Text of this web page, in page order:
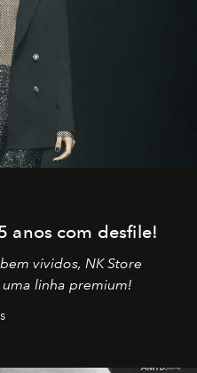
anos com desfile!
vividos, NK Store
linha premium!